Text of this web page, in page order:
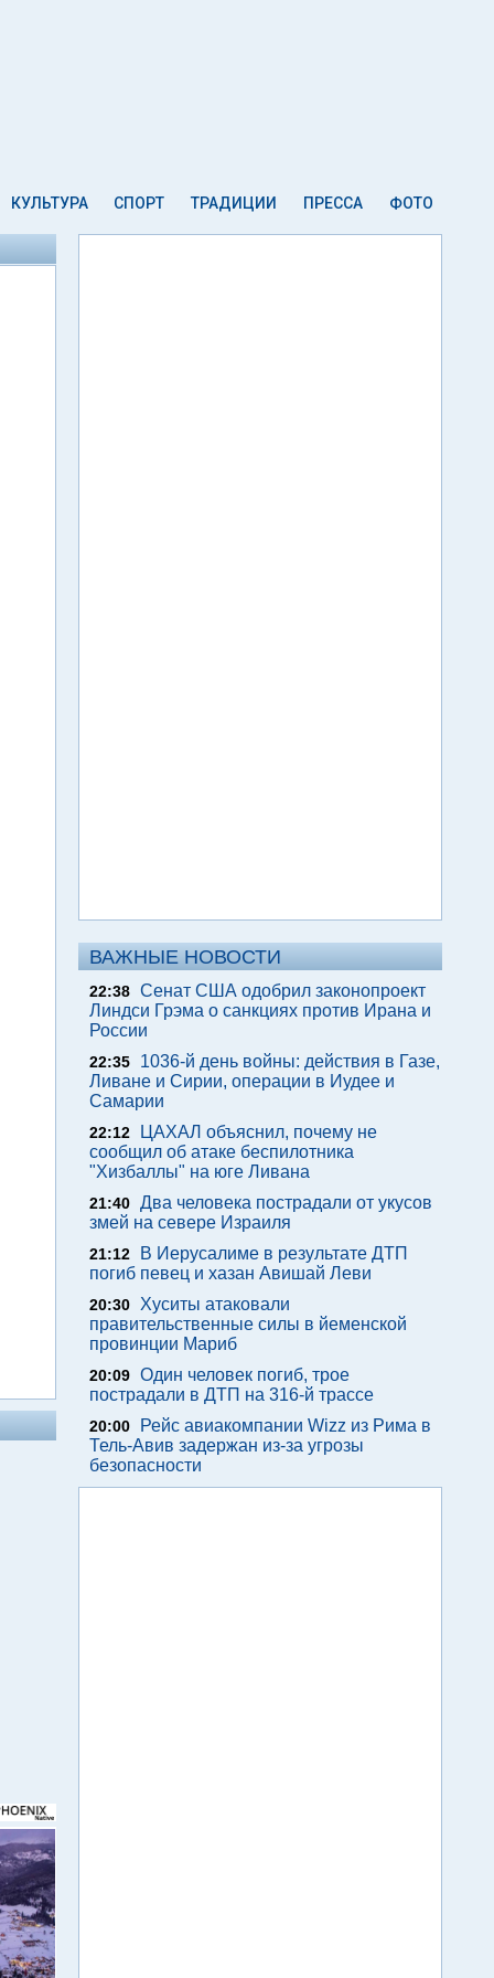
КУЛЬТУРА СПОРТ ТРАДИЦИИ ПРЕССА ФОТО
ВАЖНЫЕ НОВОСТИ
22:38 Сенат США одобрил законопроект
Линдси Грэма о санкциях против Ирана и
России
22:35
1036-й день войны: действия в Газе,
Ливане и Сирии, операции в Иудее и
Самарии
22:12
ЦАХАЛ объяснил, почему не
сообщил об атаке беспилотника
"Хизбаллы" на юге Ливана
21:40 Два человека пострадали от укусов
змей на севере Израиля
21:12
В Иерусалиме в результате ДТП
погиб певец и хазан Авишай Леви
20:30
Хуситы атаковали
правительственные силы в йеменской
провинции Мариб
20:09 Один человек погиб, трое
пострадали в ДТП на 316-й трассе
20:00
Рейс авиакомпании Wizz из Рима в
Тель-Авив задержан из-за угрозы
безопасности